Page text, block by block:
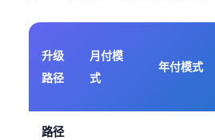
升级
路径
月付模
式
年付模式
路径